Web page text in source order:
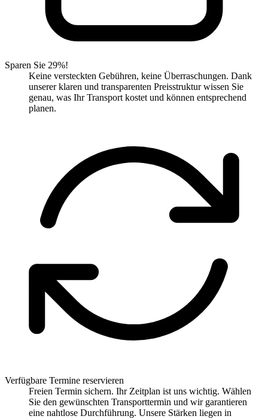
Sparen Sie 29%!
Keine versteckten Gebühren, keine Überraschungen. Dank
unserer klaren und transparenten Preisstruktur wissen Sie
genau, was Ihr Transport kostet und können entsprechend
planen.
Verfügbare Termine reservieren
Freien Termin sichern. Ihr Zeitplan ist uns wichtig. Wählen
Sie den gewünschten Transporttermin und wir garantieren
eine nahtlose Durchführung. Unsere Stärken liegen in